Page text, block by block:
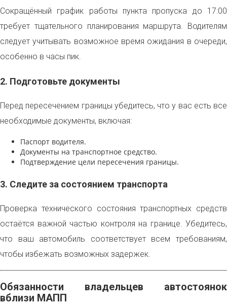
Сокращённый график работы пункта пропуска до 17:00
требует тщательного планирования маршрута. Водителям
следует учитывать возможное время ожидания в очереди,
особенно в часы пик.
2. Подготовьте документы
Перед пересечением границы убедитесь, что у вас есть все
необходимые документы, включая:
Паспорт водителя.
Документы на транспортное средство.
Подтверждение цели пересечения границы.
3. Следите за состоянием транспорта
Проверка технического состояния транспортных средств
остаётся важной частью контроля на границе. Убедитесь,
что ваш автомобиль соответствует всем требованиям,
чтобы избежать возможных задержек.
Обязанности владельцев автостоянок
вблизи МАПП